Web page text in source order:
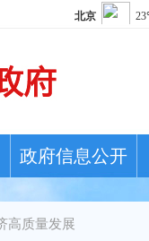
政府信息公开
高质量发展